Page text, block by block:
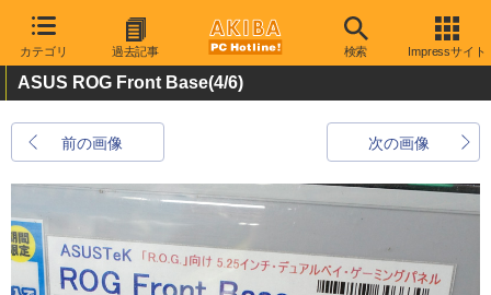
カテゴリ 過去記事 検索 Impressサイト
ASUS ROG Front Base(4/6)
前の画像 次の画像